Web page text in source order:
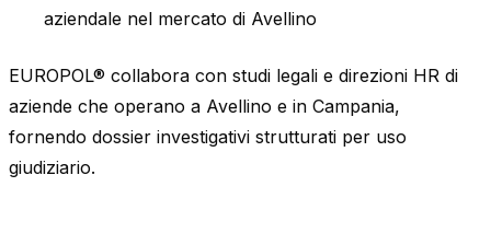
aziendale nel mercato di Avellino
EUROPOL® collabora con studi legali e direzioni HR di
aziende che operano a Avellino e in Campania,
fornendo dossier investigativi strutturati per uso
giudiziario.